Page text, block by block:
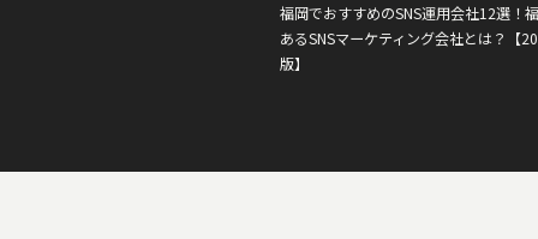
福岡でおすすめのSNS運用会社12選！
あるSNSマーケティング会社とは？【
版】